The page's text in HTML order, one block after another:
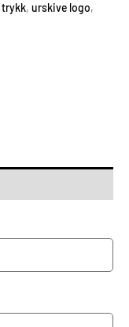
trykk, urskive logo,